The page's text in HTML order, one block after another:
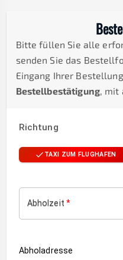
Bitte füllen Sie alle
senden Sie das
Eingang Ihrer
Bestellbestätigung, mit
Richtung
TAXI ZUM FLUGHAFEN
Abholzeit *
Abholadresse